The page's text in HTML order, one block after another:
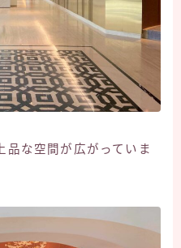
品な空間が広がっていま